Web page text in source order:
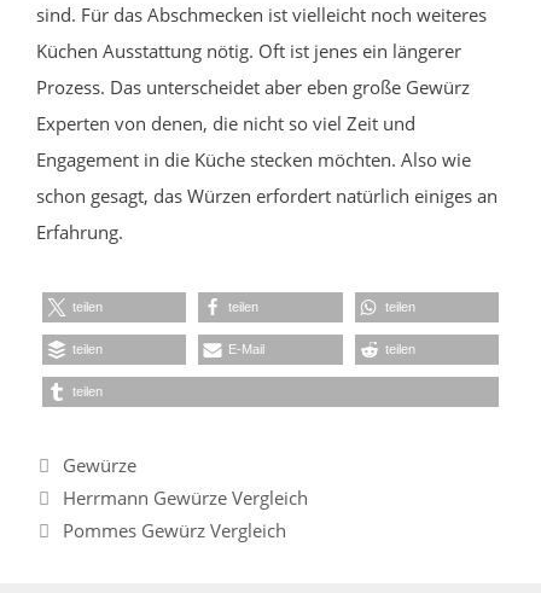
sind. Für das Abschmecken ist vielleicht noch weiteres
Küchen Ausstattung nötig. Oft ist jenes ein längerer
Prozess. Das unterscheidet aber eben große Gewürz
Experten von denen, die nicht so viel Zeit und
Engagement in die Küche stecken möchten. Also wie
schon gesagt, das Würzen erfordert natürlich einiges an
Erfahrung.
teilen teilen teilen
teilen E-Mail teilen
teilen
Kategorien
Gewürze
Herrmann Gewürze Vergleich
Pommes Gewürz Vergleich